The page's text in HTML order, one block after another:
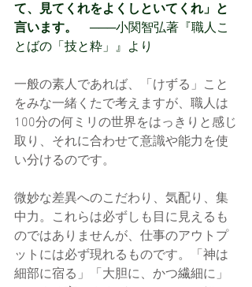
て、見てくれをよくしといてくれ」と
言います。
───小関智弘著『職人こ
とばの「技と粋」』より
一般の素人であれば、「けずる」こと
をみな一緒くたで考えますが、職人は
100分の何ミリの世界をはっきりと感じ
取り、それに合わせて意識や能力を使
い分けるのです。
微妙な差異へのこだわり、気配り、集
中力。これらは必ずしも目に見えるも
のではありませんが、仕事のアウトプ
ットには必ず現れるものです。「神は
細部に宿る」「大胆に、かつ繊細に」